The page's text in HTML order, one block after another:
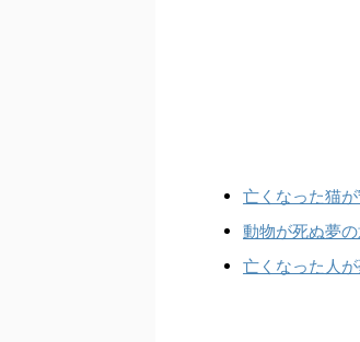
亡くなった猫
動物が死ぬ夢
亡くなった人